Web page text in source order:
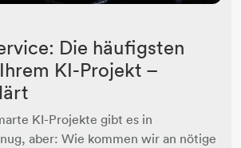
Die häufigsten
KI-Projekt –
KI-Projekte gibt es in
aber: Wie kommen wir an nötige